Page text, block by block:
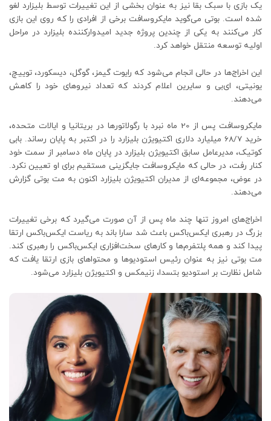
یک بازی با سبک بقا نیز به عنوان بخشی از این تغییرات توسط بلیزارد لغو
شده است. بوتی می‌گوید مایکروسافت برخی از افرادی را که روی این بازی
کار می‌کنند به یکی از چندین پروژه جدید امیدوارکننده بلیزارد در مراحل
اولیه توسعه منتقل خواهد کرد.
این اخراج‌ها در حالی انجام می‌شود که رایوت گیمز، گوگل، دیسکورد، توییچ،
یونیتی، ای‌بی و سایرین اعلام کردند که تعداد نیروهای خود را کاهش
می‌دهند.
مایکروسافت پس از 20 ماه نبرد با رگولاتورها در بریتانیا و ایالات متحده،
خرید 68/7 میلیارد دلاری اکتیویژن بلیزارد را در اکتبر به پایان رساند. بابی
کوتیک، مدیرعامل سابق اکتیویژن بلیزارد در پایان ماه دسامبر از سمت خود
کنار رفت، در حالی که مایکروسافت جایگزینی مستقیم برای او تعیین نکرد.
در عوض، مجموعه‌ای از مدیران اکتیویژن بلیزارد اکنون به مت بوتی گزارش
می‌دهند.
اخراج‌های امروز تنها چند ماه پس از آن صورت می‌گیرد که برخی تغییرات
بزرگ در رهبری ایکس‌باکس باعث شد سارا باند به ریاست ایکس‌باکس ارتقا
پیدا کند و همه پلتفرم‌ها و کارهای سخت‌افزاری ایکس‌باکس را رهبری کند.
مت بوتی نیز به عنوان رئیس استودیوها و محتواهای بازی ارتقا یافت که
شامل نظارت بر استودیو بتسدا، زنیمکس و اکتیویژن بلیزارد می‌شود.